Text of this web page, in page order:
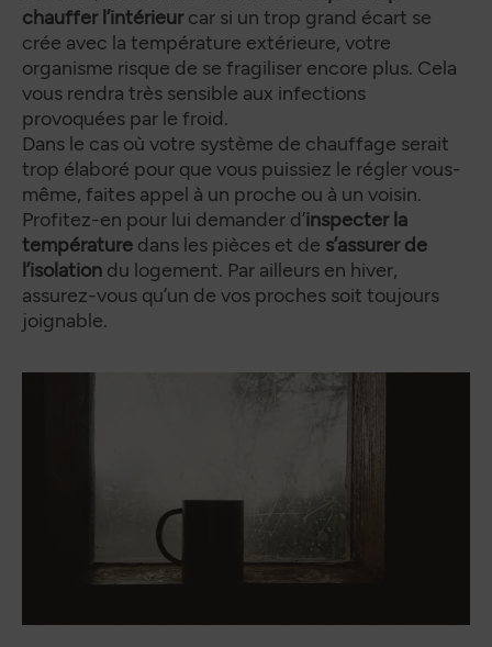
chauffer l’intérieurcar si un trop grand écart se
crée avec la température extérieure, votre
organisme risque de se fragiliser encore plus. Cela
vous rendra très sensible aux infections
provoquées par le froid.
Dans le cas où votre système de chauffage serait
trop élaboré pour que vous puissiez le régler vous-
même, faites appel à un proche ou à un voisin.
Profitez-en pour lui demander d’inspecter la
température dans les pièces et de s’assurer de
l’isolation du logement. Par ailleurs en hiver,
assurez-vous qu’un de vos proches soit toujours
joignable.